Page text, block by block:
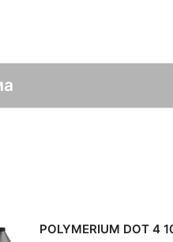
POLYMERIUM DOT 4